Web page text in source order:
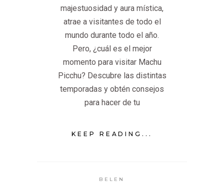
majestuosidad y aura mística,
atrae a visitantes de todo el
mundo durante todo el año.
Pero, ¿cuál es el mejor
momento para visitar Machu
Picchu? Descubre las distintas
temporadas y obtén consejos
para hacer de tu
KEEP READING...
BELEN